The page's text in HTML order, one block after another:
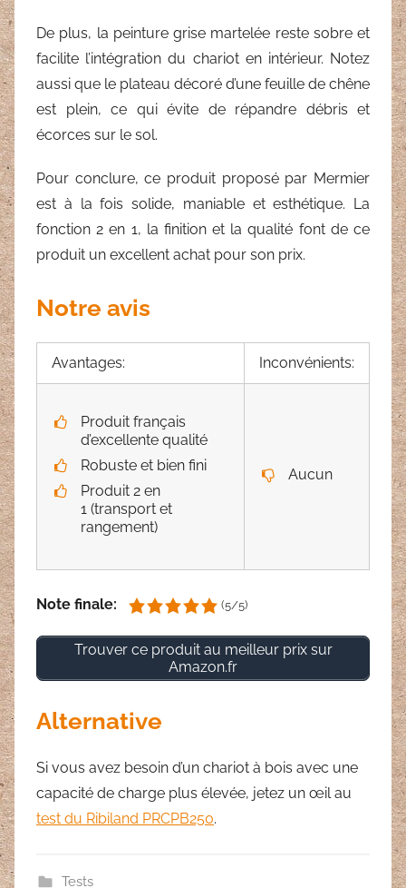
De plus, la peinture grise martelée reste sobre et
facilite l’intégration du chariot en intérieur. Notez
aussi que le plateau décoré d’une feuille de chêne
est plein, ce qui évite de répandre débris et
écorces sur le sol.
Pour conclure, ce produit proposé par Mermier
est à la fois solide, maniable et esthétique. La
fonction 2 en 1, la finition et la qualité font de ce
produit un excellent achat pour son prix.
Notre avis
Avantages: Inconvénients:
Produit français
d’excellente qualité
Robuste et bien fini
Produit 2 en
1 (transport et
rangement)
Aucun
Note finale: (5/5)
Trouver ce produit au meilleur prix sur
Amazon.fr
Alternative
Si vous avez besoin d’un chariot à bois avec une
capacité de charge plus élevée, jetez un œil au
test du Ribiland PRCPB250.
Tests